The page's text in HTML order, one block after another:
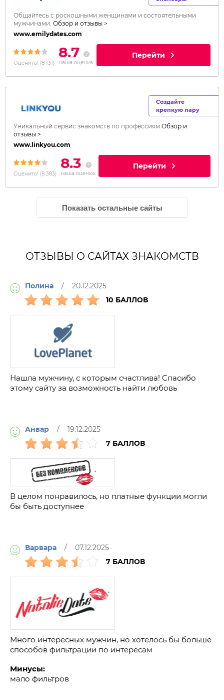
Общайтесь с роскошными женщинами и состоятельными
мужчинами. Обзор и отзывы >
www.emilydates.com
Оценить! (8 131)
8.7
наша оценка
Перейти
Создайте
крепкую пару
Уникальный сервис знакомств по профессиям Обзор и
отзывы >
www.linkyou.com
Оценить! (8 383)
8.3
наша оценка
Перейти
Показать остальные сайты
ОТЗЫВЫ О САЙТАХ ЗНАКОМСТВ
Полина / 20.12.2025
10 БАЛЛОВ
Нашла мужчину, с которым счастлива! Спасибо
этому сайту за возможность найти любовь
Анвар / 19.12.2025
7 БАЛЛОВ
В целом понравилось, но платные функции могли
бы быть доступнее
Варвара / 07.12.2025
7 БАЛЛОВ
Много интересных мужчин, но хотелось бы больше
способов фильтрации по интересам
Минусы:
мало фильтров